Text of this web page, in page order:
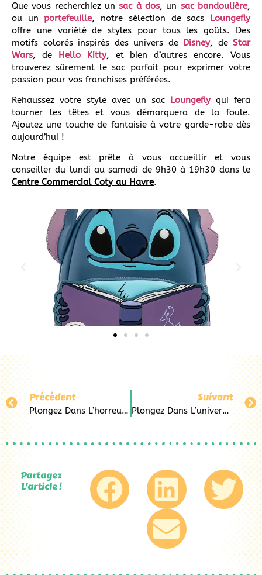
Que vous recherchiez unsac à dos, un sac bandoulière,
ou unportefeuille, notre sélection de sacs Loungefly
offre une variété de styles pour tous les goûts. Des
motifs colorés inspirés des univers de Disney, de Star
Wars, de Hello Kitty, et bien d’autres encore. Vous
trouverez sûrement le sac parfait pour exprimer votre
passion pour vos franchises préférées.
Rehaussez votre style avec un sac Loungeflyqui fera
tourner les têtes et vous démarquera de la foule.
Ajoutez une touche de fantaisie à votre garde-robe dès
aujourd’hui !
Notre équipe est prête à vous accueillir et vous
conseiller du lundi au samedi de 9h30 à 19h30 dans le
Centre Commercial Coty au Havre.
Précédent
Plongez Dans L’horreur Immersive De Five Nights At Freddy’s Grâce À Pop&Co Au Havre
Suivant
Plongez Dans L’univers Doux Et Coloré De Hello Kitty Chez Pop&Co Au Havre
Partagez
L'article !